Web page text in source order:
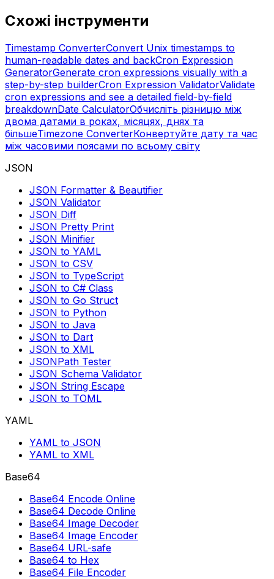
Схожі інструменти
Timestamp ConverterConvert Unix timestamps to
human-readable dates and backCron Expression
GeneratorGenerate cron expressions visually with a
step-by-step builderCron Expression ValidatorValidate
cron expressions and see a detailed field-by-field
breakdownDate CalculatorОбчисліть різницю між
двома датами в роках, місяцях, днях та
більшеTimezone ConverterКонвертуйте дату та час
між часовими поясами по всьому світу
JSON
JSON Formatter & Beautifier
JSON Validator
JSON Diff
JSON Pretty Print
JSON Minifier
JSON to YAML
JSON to CSV
JSON to TypeScript
JSON to C# Class
JSON to Go Struct
JSON to Python
JSON to Java
JSON to Dart
JSON to XML
JSONPath Tester
JSON Schema Validator
JSON String Escape
JSON to TOML
YAML
YAML to JSON
YAML to XML
Base64
Base64 Encode Online
Base64 Decode Online
Base64 Image Decoder
Base64 Image Encoder
Base64 URL-safe
Base64 to Hex
Base64 File Encoder